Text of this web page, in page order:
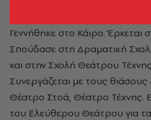
Γεννήθηκε στο Κάιρο. Έρχεται
Σπούδασε στη Δραματική
και στην Σχολή Θεάτρου
Συνεργάζεται με τους
Θέατρο Στοά, Θέατρο Τέχνης.
του Ελεύθερου Θεάτρου για